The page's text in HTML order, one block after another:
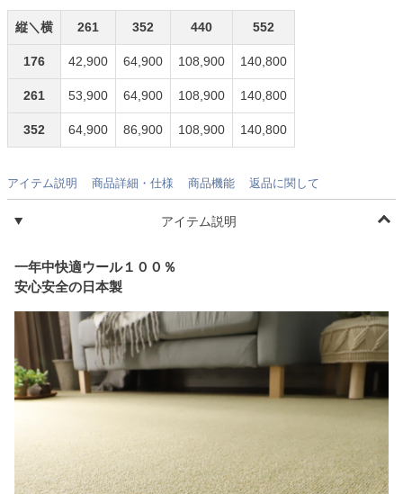
縦＼横 261 352 440 552
176 42,900 64,900 108,900 140,800
261 53,900 64,900 108,900 140,800
352 64,900 86,900 108,900 140,800
アイテム説明 商品詳細・仕様 商品機能 返品に関して
アイテム説明
一年中快適ウール１００％
安心安全の日本製